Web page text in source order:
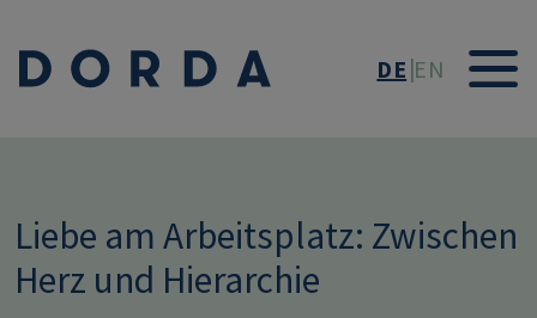
DE EN
Liebe am Arbeitsplatz: Zwischen
Herz und Hierarchie